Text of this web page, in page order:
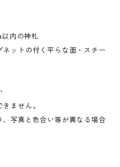
内の神札
ネットの付く平らな面・スチー
ません。
、写真と色合い等が異なる場合